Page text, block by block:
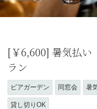
[￥6,600] 暑気払
ラン
ビアガーデン 同窓会 暑
貸し切りOK